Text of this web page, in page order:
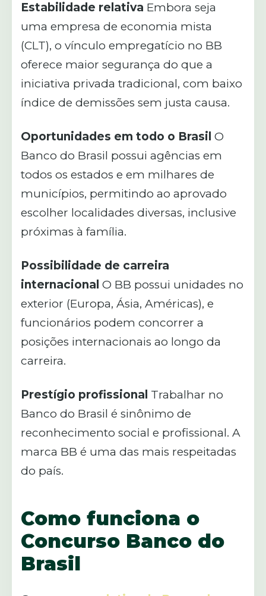
Estabilidade relativa Embora seja
uma empresa de economia mista
(CLT), o vínculo empregatício no BB
oferece maior segurança do que a
iniciativa privada tradicional, com baixo
índice de demissões sem justa causa.
Oportunidades em todo o Brasil O
Banco do Brasil possui agências em
todos os estados e em milhares de
municípios, permitindo ao aprovado
escolher localidades diversas, inclusive
próximas à família.
Possibilidade de carreira
internacional O BB possui unidades no
exterior (Europa, Ásia, Américas), e
funcionários podem concorrer a
posições internacionais ao longo da
carreira.
Prestígio profissional Trabalhar no
Banco do Brasil é sinônimo de
reconhecimento social e profissional. A
marca BB é uma das mais respeitadas
do país.
Como funciona o
Concurso Banco do
Brasil